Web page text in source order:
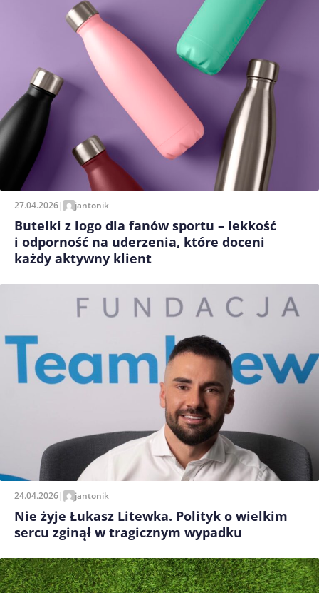
27.04.2026| jantonik
Butelki z logo dla fanów sportu – lekkość
i odporność na uderzenia, które doceni
każdy aktywny klient
24.04.2026| jantonik
Nie żyje Łukasz Litewka. Polityk o wielkim
sercu zginął w tragicznym wypadku